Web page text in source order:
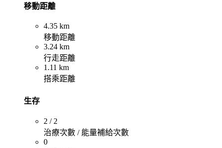
移動距離
4.35 km
移動距離
3.24 km
行走距離
1.11 km
搭乘距離
生存
2 / 2
治療次數 / 能量補給次數
0